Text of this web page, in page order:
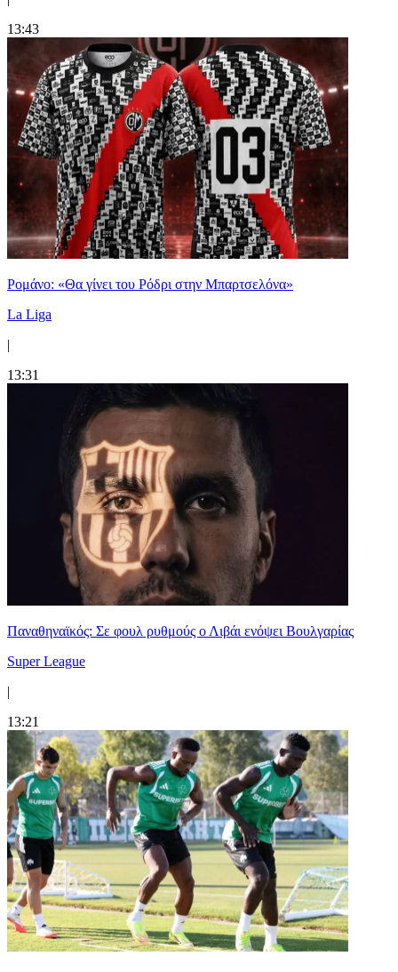
13:43
Ρομάνο: «Θα γίνει του Ρόδρι στην Μπαρτσελόνα»
La Liga
|
13:31
Παναθηναϊκός: Σε φουλ ρυθμούς ο Λιβάι ενόψει Βουλγαρίας
Super League
|
13:21